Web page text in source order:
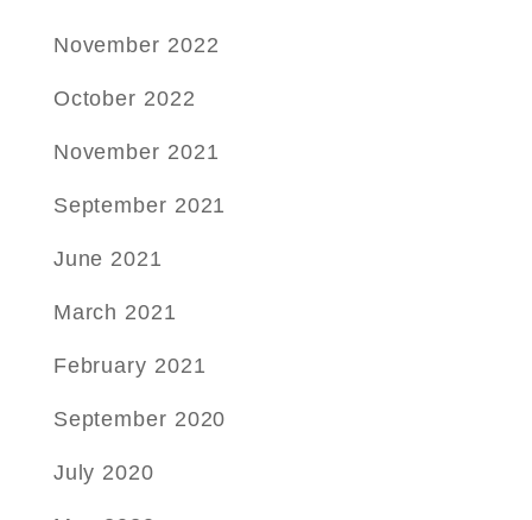
November 2022
October 2022
November 2021
September 2021
June 2021
March 2021
February 2021
September 2020
July 2020